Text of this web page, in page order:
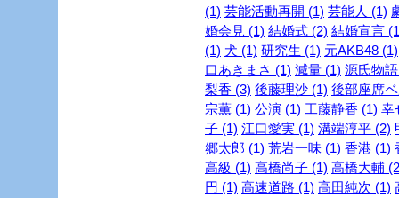
(1) 芸能活動再開 (1) 芸能人 (1)
婚会見 (1) 結婚式 (2) 結婚宣言
(1) 犬 (1) 研究生 (1) 元AKB48 (1)
口あきまさ (1) 減量 (1) 源氏物
梨香 (3) 後藤理沙 (1) 後部座席
宗薫 (1) 公演 (1) 工藤静香 (1) 幸
子 (1) 江口愛実 (1) 溝端淳平 (2)
郷太郎 (1) 荒岩一味 (1) 香港 (1)
高級 (1) 高橋尚子 (1) 高橋大輔
円 (1) 高速道路 (1) 高田純次 (1)